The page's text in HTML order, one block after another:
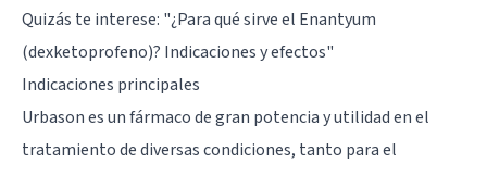
Quizás te interese: "¿Para qué sirve el Enantyum
(dexketoprofeno)? Indicaciones y efectos"
Indicaciones principales
Urbason es un fármaco de gran potencia y utilidad en el
tratamiento de diversas condiciones, tanto para el